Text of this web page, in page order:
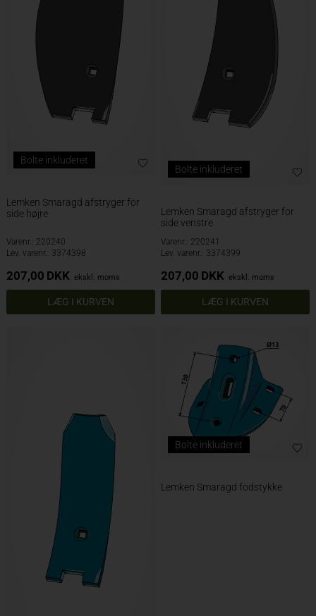
Bolte inkluderet
Lemken Smaragd afstryger for
side højre
Varenr.: 220240
Lev. varenr.: 3374398
207,00 DKK ekskl. moms
Bolte inkluderet
Lemken Smaragd afstryger for
side venstre
Varenr.: 220241
Lev. varenr.: 3374399
207,00 DKK ekskl. moms
Bolte inkluderet
Lemken Smaragd fodstykke